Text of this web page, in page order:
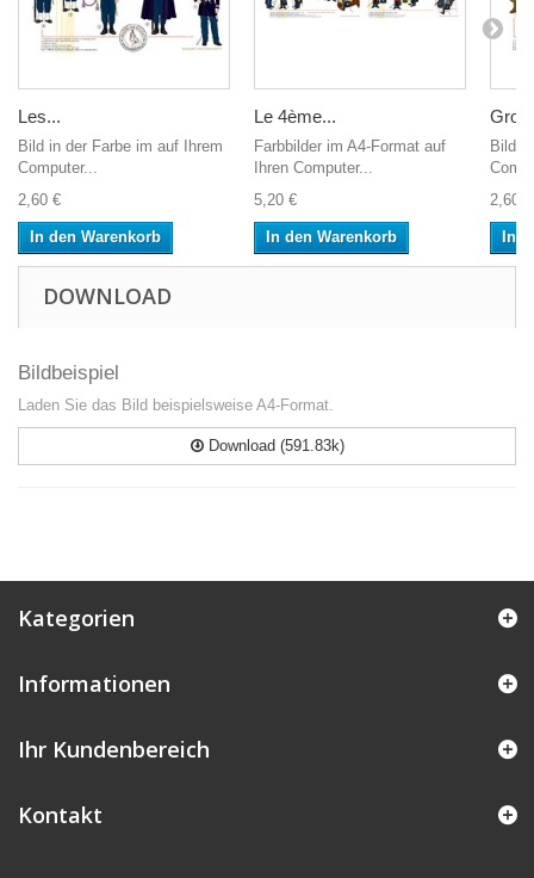
Les...
Bild in der Farbe im auf Ihrem
Computer...
2,60 €
In den Warenkorb
Le 4ème...
Farbbilder im A4-Format auf
Ihren Computer...
5,20 €
In den Warenkorb
Bild
2,60 €
In
DOWNLOAD
Bildbeispiel
Laden Sie das Bild beispielsweise A4-Format.
Download (591.83k)
Kategorien
Informationen
Ihr Kundenbereich
Kontakt